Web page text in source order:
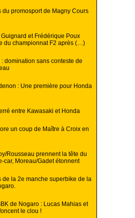
du promosport de Magny Cours
et Frédérique Poux
du championnat F2 après (…)
domination sans conteste de
: Une première pour Honda
entre Kawasaki et Honda
un coup de Maître à Croix en
Rousseau prennent la tête du
car, Moreau/Gadet étonnent
de la 2e manche superbike de la
de Nogaro : Lucas Mahias et
le clou !